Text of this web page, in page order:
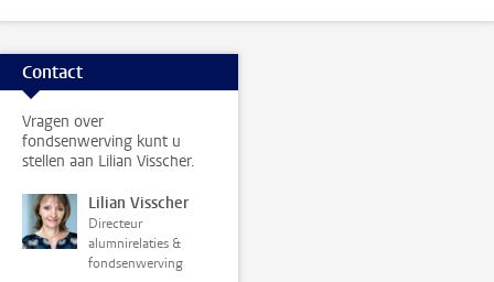
Contact
Vragen over
fondsenwerving kunt u
stellen aan Lilian Visscher.
Lilian Visscher
Directeur
alumnirelaties &
fondsenwerving